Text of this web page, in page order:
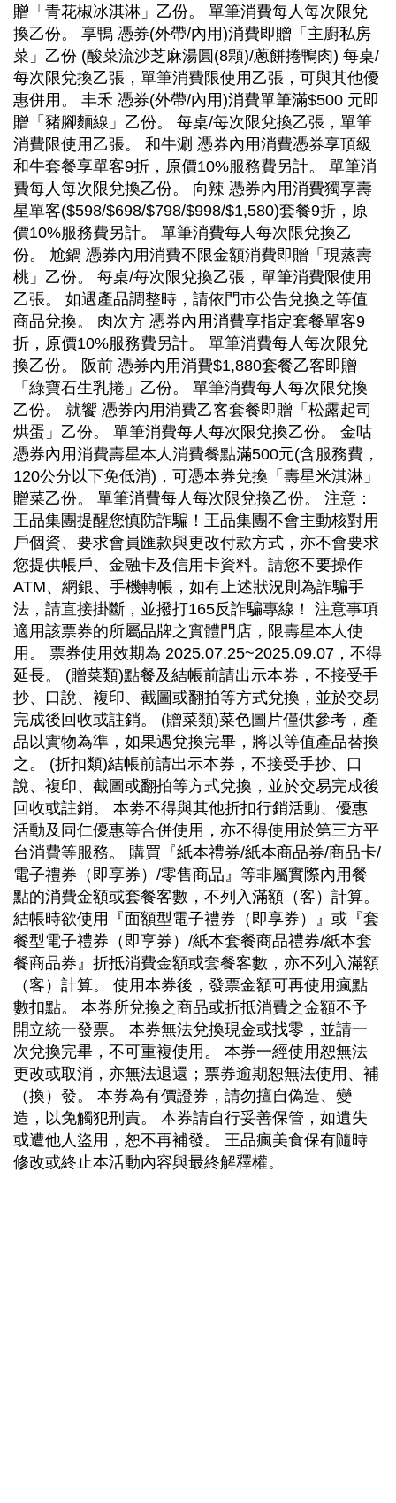
贈「青花椒冰淇淋」乙份。 單筆消費每人每次限兌
換乙份。 享鴨 憑券(外帶/內用)消費即贈「主廚私房
菜」乙份 (酸菜流沙芝麻湯圓(8顆)/蔥餅捲鴨肉) 每桌/
每次限兌換乙張，單筆消費限使用乙張，可與其他優
惠併用。 丰禾 憑券(外帶/內用)消費單筆滿$500 元即
贈「豬腳麵線」乙份。 每桌/每次限兌換乙張，單筆
消費限使用乙張。 和牛涮 憑券內用消費憑券享頂級
和牛套餐享單客9折，原價10%服務費另計。 單筆消
費每人每次限兌換乙份。 向辣 憑券內用消費獨享壽
星單客($598/$698/$798/$998/$1,580)套餐9折，原
價10%服務費另計。 單筆消費每人每次限兌換乙
份。 尬鍋 憑券內用消費不限金額消費即贈「現蒸壽
桃」乙份。 每桌/每次限兌換乙張，單筆消費限使用
乙張。 如遇產品調整時，請依門市公告兌換之等值
商品兌換。 肉次方 憑券內用消費享指定套餐單客9
折，原價10%服務費另計。 單筆消費每人每次限兌
換乙份。 阪前 憑券內用消費$1,880套餐乙客即贈
「綠寶石生乳捲」乙份。 單筆消費每人每次限兌換
乙份。 就饗 憑券內用消費乙客套餐即贈「松露起司
烘蛋」乙份。 單筆消費每人每次限兌換乙份。 金咕
憑券內用消費壽星本人消費餐點滿500元(含服務費，
120公分以下免低消)，可憑本券兌換「壽星米淇淋」
贈菜乙份。 單筆消費每人每次限兌換乙份。 注意：
王品集團提醒您慎防詐騙！王品集團不會主動核對用
戶個資、要求會員匯款與更改付款方式，亦不會要求
您提供帳戶、金融卡及信用卡資料。請您不要操作
ATM、網銀、手機轉帳，如有上述狀況則為詐騙手
法，請直接掛斷，並撥打165反詐騙專線！ 注意事項
適用該票券的所屬品牌之實體門店，限壽星本人使
用。 票券使用效期為 2025.07.25~2025.09.07，不得
延長。 (贈菜類)點餐及結帳前請出示本券，不接受手
抄、口說、複印、截圖或翻拍等方式兌換，並於交易
完成後回收或註銷。 (贈菜類)菜色圖片僅供參考，產
品以實物為準，如果遇兌換完畢，將以等值產品替換
之。 (折扣類)結帳前請出示本券，不接受手抄、口
說、複印、截圖或翻拍等方式兌換，並於交易完成後
回收或註銷。 本劵不得與其他折扣行銷活動、優惠
活動及同仁優惠等合併使用，亦不得使用於第三方平
台消費等服務。 購買『紙本禮券/紙本商品券/商品卡/
電子禮券（即享券）/零售商品』等非屬實際內用餐
點的消費金額或套餐客數，不列入滿額（客）計算。
結帳時欲使用『面額型電子禮券（即享券）』或『套
餐型電子禮券（即享券）/紙本套餐商品禮券/紙本套
餐商品券』折抵消費金額或套餐客數，亦不列入滿額
（客）計算。 使用本券後，發票金額可再使用瘋點
數扣點。 本券所兌換之商品或折抵消費之金額不予
開立統一發票。 本券無法兌換現金或找零，並請一
次兌換完畢，不可重複使用。 本券一經使用恕無法
更改或取消，亦無法退還；票券逾期恕無法使用、補
（換）發。 本券為有價證券，請勿擅自偽造、變
造，以免觸犯刑責。 本券請自行妥善保管，如遺失
或遭他人盜用，恕不再補發。 王品瘋美食保有隨時
修改或終止本活動內容與最終解釋權。